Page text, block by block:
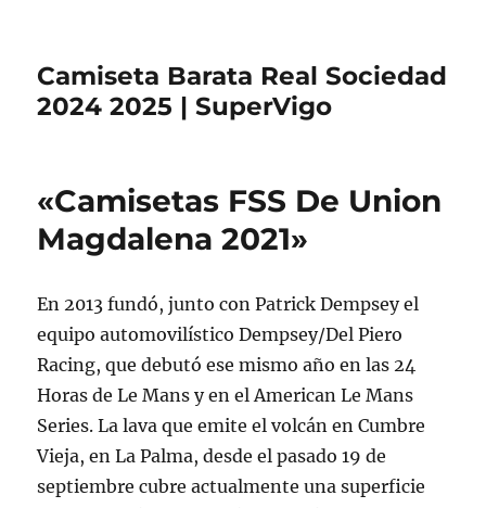
Camiseta Barata Real Sociedad
2024 2025 | SuperVigo
«Camisetas FSS De Union
Magdalena 2021»
En 2013 fundó, junto con Patrick Dempsey el
equipo automovilístico Dempsey/Del Piero
Racing, que debutó ese mismo año en las 24
Horas de Le Mans y en el American Le Mans
Series. La lava que emite el volcán en Cumbre
Vieja, en La Palma, desde el pasado 19 de
septiembre cubre actualmente una superficie